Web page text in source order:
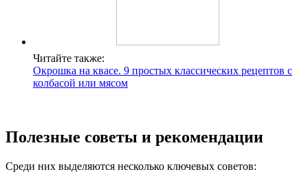
Читайте также:
Окрошка на квасе. 9 простых классических рецептов с
колбасой или мясом
Полезные советы и рекомендации
Среди них выделяются несколько ключевых советов: